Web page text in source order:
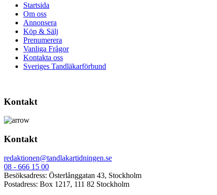
Startsida
Om oss
Annonsera
Köp & Sälj
Prenumerera
Vanliga Frågor
Kontakta oss
Sveriges Tandläkarförbund
Kontakt
Kontakt
redaktionen@tandlakartidningen.se
08 - 666 15 00
Besöksadress: Österlånggatan 43, Stockholm
Postadress: Box 1217, 111 82 Stockholm